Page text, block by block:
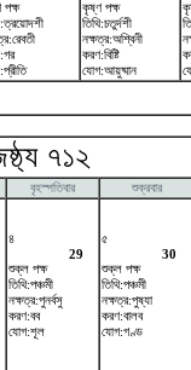
কৃষ্ণ পক্ষ
তিথি:চতুর্দশী
নক্ষত্র:অশ্বিনী
করণ:বিষ্টি
যোগ:আয়ুষ্মান
৭১২
বৃহস্পতিবার শুক্রবার
৪
29
শুক্ল পক্ষ
তিথি:পঞ্চমী
নক্ষত্র:পুনর্বসু
করণ:বব
যোগ:শূল
৫
30
শুক্ল পক্ষ
তিথি:পঞ্চমী
নক্ষত্র:পুষ্যা
করণ:বালব
যোগ:গণ্ড